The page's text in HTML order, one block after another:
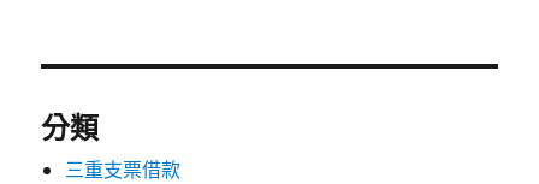
分類
三重支票借款